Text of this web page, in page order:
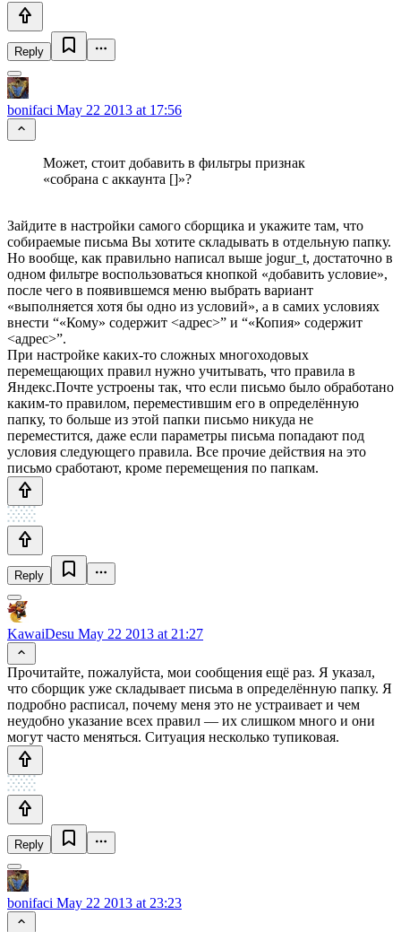
Reply
bonifaci May 22 2013 at 17:56
Может, стоит добавить в фильтры признак
«собрана с аккаунта []»?
Зайдите в настройки самого сборщика и укажите там, что
собираемые письма Вы хотите складывать в отдельную папку.
Но вообще, как правильно написал выше jogur_t, достаточно в
одном фильтре воспользоваться кнопкой «добавить условие»,
после чего в появившемся меню выбрать вариант
«выполняется хотя бы одно из условий», а в самих условиях
внести “«Кому» содержит <адрес>” и “«Копия» содержит
<адрес>”.
При настройке каких-то сложных многоходовых
перемещающих правил нужно учитывать, что правила в
Яндекс.Почте устроены так, что если письмо было обработано
каким-то правилом, переместившим его в определённую
папку, то больше из этой папки письмо никуда не
переместится, даже если параметры письма попадают под
условия следующего правила. Все прочие действия на это
письмо сработают, кроме перемещения по папкам.
Reply
KawaiDesu May 22 2013 at 21:27
Прочитайте, пожалуйста, мои сообщения ещё раз. Я указал,
что сборщик уже складывает письма в определённую папку. Я
подробно расписал, почему меня это не устраивает и чем
неудобно указание всех правил — их слишком много и они
могут часто меняться. Ситуация несколько тупиковая.
Reply
bonifaci May 22 2013 at 23:23